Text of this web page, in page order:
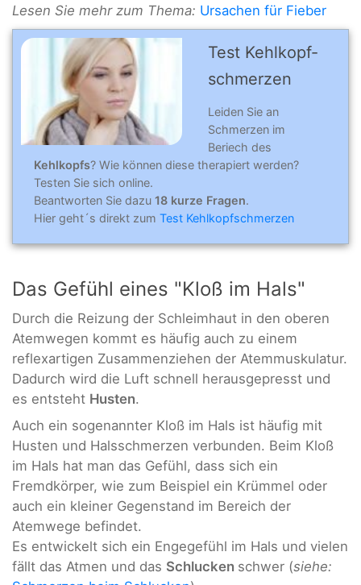
Lesen Sie mehr zum Thema: Ursachen für Fieber
Test Kehlkopf­
schmerzen
Leiden Sie an
Schmerzen im
Beriech des
Kehlkopfs? Wie können diese therapiert werden?
Testen Sie sich online.
Beantworten Sie dazu 18 kurze Fragen.
Hier geht´s direkt zum Test Kehlkopfschmerzen
Das Gefühl eines "Kloß im Hals"
Durch die Reizung der Schleimhaut in den oberen
Atemwegen kommt es häufig auch zu einem
reflexartigen Zusammenziehen der Atemmuskulatur.
Dadurch wird die Luft schnell herausgepresst und
es entsteht Husten.
Auch ein sogenannter Kloß im Hals ist häufig mit
Husten und Halsschmerzen verbunden. Beim Kloß
im Hals hat man das Gefühl, dass sich ein
Fremdkörper, wie zum Beispiel ein Krümmel oder
auch ein kleiner Gegenstand im Bereich der
Atemwege befindet.
Es entwickelt sich ein Engegefühl im Hals und vielen
fällt das Atmen und das Schlucken schwer (siehe: